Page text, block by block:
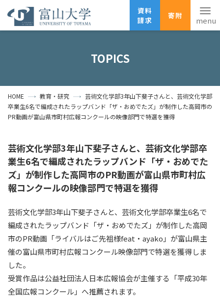
資料
請求
寄附
資料請求
寄附
広報刊行物
お問い合わせ
卒業生の方 在学生の方 教職員の方
大学紹介
学部・大学院・施設
入試情報
研究・産学官連携
TOPICS
HOME 教育・研究
芸術文化学部3年山下斐子さんと、芸術文化学部
卒業生6名で編成されたラップバンド「ザ・おめでたズ」が制作した高岡市の
PR動画が富山県市町村広報コンクールの映像部門で特選を獲得
芸術文化学部3年山下斐子さんと、芸術文化学部卒
業生6名で編成されたラップバンド「ザ・おめでた
ズ」が制作した高岡市のPR動画が富山県市町村広
報コンクールの映像部門で特選を獲得
芸術文化学部3年山下斐子さんと、芸術文化学部卒業生6名で
編成されたラップバンド「ザ・おめでたズ」が制作した高岡
市のPR動画「ライバルはご先祖様feat・ayako」が富山県主
催の富山県市町村広報コンクール映像部門で特選を獲得しま
した。
受賞作品は公益社団法人日本広報協会が主催する「平成30年
全国広報コンクール」へ推薦されます。